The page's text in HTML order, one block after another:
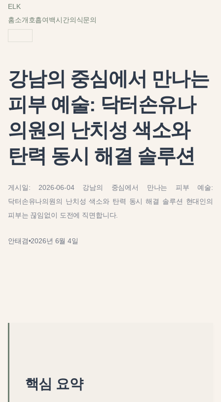
ELK
홈소개호흡여백시간의식문의
강남의 중심에서 만나는
피부 예술: 닥터손유나
의원의 난치성 색소와
탄력 동시 해결 솔루션
게시일: 2026-06-04 강남의 중심에서 만나는 피부 예술:
닥터손유나의원의 난치성 색소와 탄력 동시 해결 솔루션 현대인의
피부는 끊임없이 도전에 직면합니다.
안태겸•2026년 6월 4일
핵심 요약